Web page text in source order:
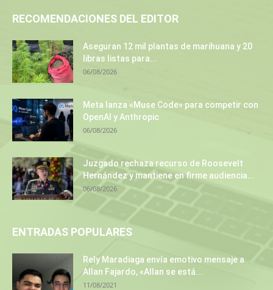
RECOMENDACIONES DEL EDITOR
Aseguran 12 mil plantas de marihuana y 20
libras listas para...
06/08/2026
Meta lanza «Muse Code» para competir con
OpenAI y Anthropic
06/08/2026
Juzgado rechaza recurso de Roosevelt
Hernández y mantiene en firme audiencia...
06/08/2026
ENTRADAS POPULARES
Rely Maradiaga envía emotivo mensaje a
Allan Fajardo, «Allan se está...
11/08/2021